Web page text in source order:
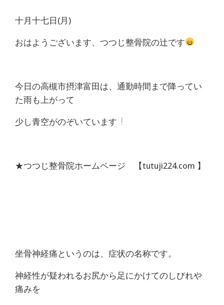
坐
骨
経
痛
は
つ
つ
骨
院
十月十七日(月)
おはようございます、つつじ整骨院の辻です
今日の高槻市摂津富田は、通勤時間まで降ってい
た雨も上がって
少し青空がのぞいています
★つつじ整骨院ホームページ 【tutuji224.com 】
坐骨神経痛というのは、症状の名称です。
神経性が疑われるお尻から足にかけてのしびれや
痛みを